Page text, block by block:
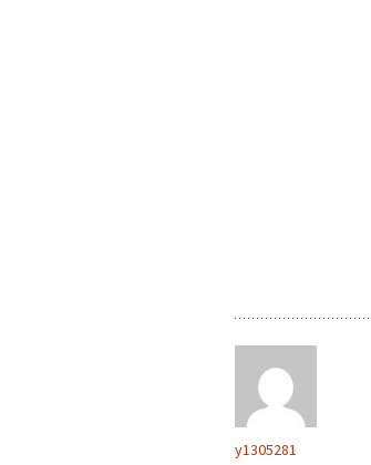
y1305281